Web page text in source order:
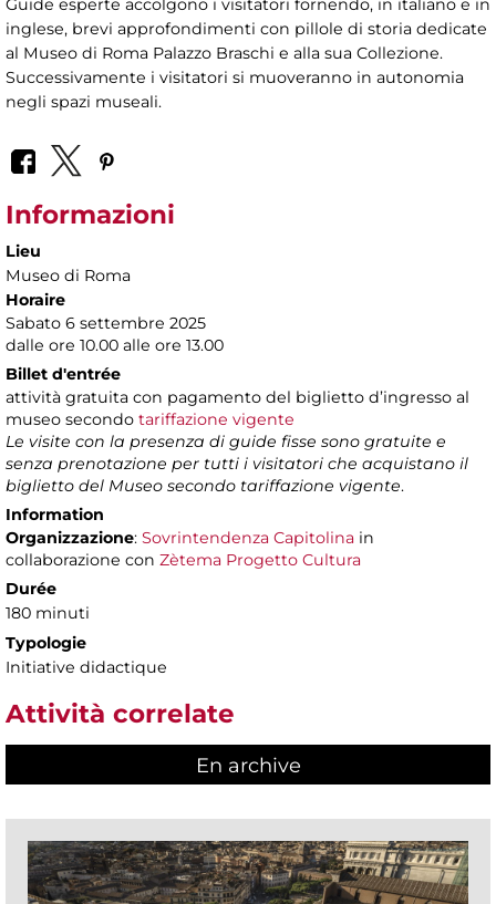
Guide esperte accolgono i visitatori fornendo, in italiano e in
inglese, brevi approfondimenti con pillole di storia dedicate
al Museo di Roma Palazzo Braschi e alla sua Collezione.
Successivamente i visitatori si muoveranno in autonomia
negli spazi museali.
Informazioni
Lieu
Museo di Roma
Horaire
Sabato 6 settembre 2025
dalle ore 10.00 alle ore 13.00
Billet d'entrée
attività gratuita con pagamento del biglietto d’ingresso al
museo secondo tariffazione vigente
Le visite con la presenza di guide fisse sono gratuite e
senza prenotazione per tutti i visitatori che acquistano il
biglietto del Museo secondo tariffazione vigente.
Information
Organizzazione: Sovrintendenza Capitolina in
collaborazione con Zètema Progetto Cultura
Durée
180 minuti
Typologie
Initiative didactique
Attività correlate
En archive